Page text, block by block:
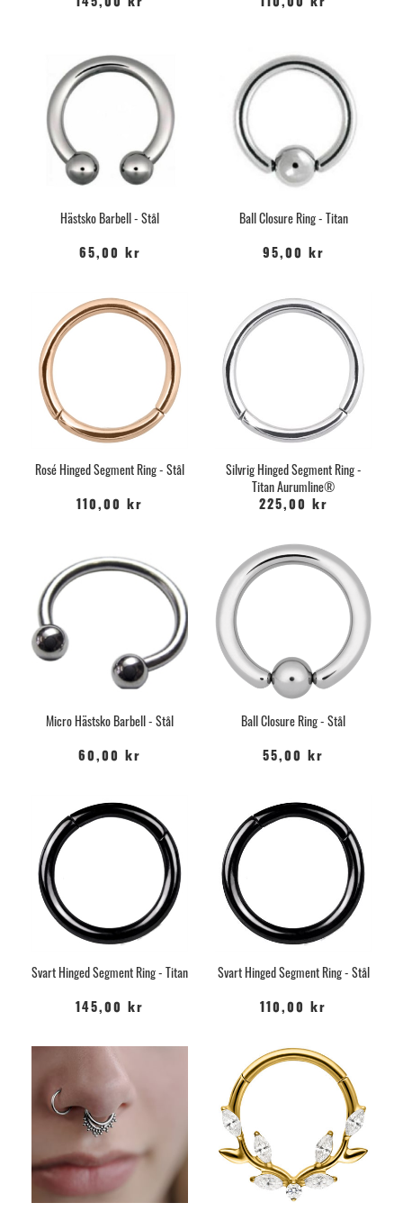
saltlösning i sprayform a
i vår webshop, som skyndar
på läkningen med hjälp av naturligt havssalt och mineraler.
Sprayen avlägsnar eventuellt var och sårskorpor försiktigt.
Vanliga frågor
Hur lång är läketiden på septum piercing?
Läkningstiden för en septumpiercing är ca 6 – 8 veckor.
Eftervården är enkel och det är sällan problem med läkningen.
Man ska ha fyllt 15 år för att få göra en Septumpiercing på
Barbarella. Alla under 18 år måste komma i sällskap med
septumpiercing?
På Barbarella kostar det från 695kr att göra en Septumpiercing,
priset kan variera beroende på val av smycke etc. För mer info
se länk: https://www.barbarellagbg.se/studio/priser/
145,00 kr 110,00 kr
Hästsko Barbell - Stål
65,00 kr
Ball Closure Ring - Titan
95,00 kr
Rosé Hinged Segment Ring - Stål
110,00 kr
Silvrig Hinged Segment Ring -
Titan Aurumline®
225,00 kr
Micro Hästsko Barbell - Stål
60,00 kr
Ball Closure Ring - Stål
55,00 kr
Svart Hinged Segment Ring - Titan
145,00 kr
Svart Hinged Segment Ring - Stål
110,00 kr